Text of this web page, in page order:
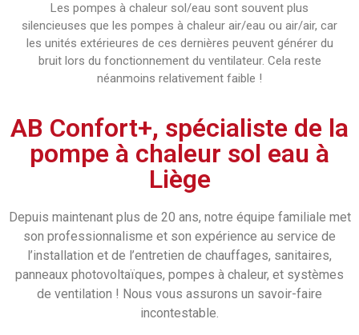
Les pompes à chaleur sol/eau sont souvent plus
silencieuses que les pompes à chaleur air/eau ou air/air, car
les unités extérieures de ces dernières peuvent générer du
bruit lors du fonctionnement du ventilateur. Cela reste
néanmoins relativement faible !
AB Confort+, spécialiste de la
pompe à chaleur sol eau à
Liège
Depuis maintenant plus de 20 ans, notre équipe familiale met
son professionnalisme et son expérience au service de
l’installation et de l’entretien de chauffages, sanitaires,
panneaux photovoltaïques, pompes à chaleur, et systèmes
de ventilation ! Nous vous assurons un savoir-faire
incontestable.